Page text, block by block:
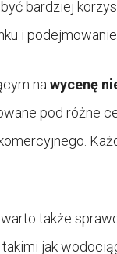
bardziej
i
na wycenę
pod różne
także
jak